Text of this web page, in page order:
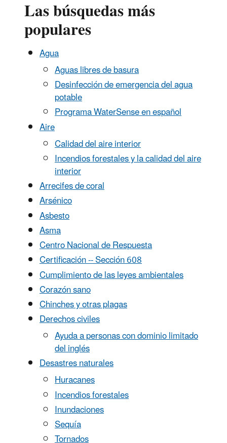
Las búsquedas más
populares
Agua
Aguas libres de basura
Desinfección de emergencia del agua
potable
Programa WaterSense en español
Aire
Calidad del aire interior
Incendios forestales y la calidad del aire
interior
Arrecifes de coral
Arsénico
Asbesto
Asma
Centro Nacional de Respuesta
Certificación -- Sección 608
Cumplimiento de las leyes ambientales
Corazón sano
Chinches y otras plagas
Derechos civiles
Ayuda a personas con dominio limitado
del inglés
Desastres naturales
Huracanes
Incendios forestales
Inundaciones
Sequía